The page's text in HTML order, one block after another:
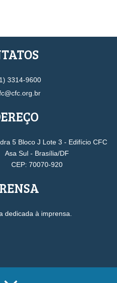
3314-9600
5 Bloco J Lote 3 - Edifício CFC
Asa Sul - Brasília/DF
CEP: 70070-920
dedicada à imprensa.